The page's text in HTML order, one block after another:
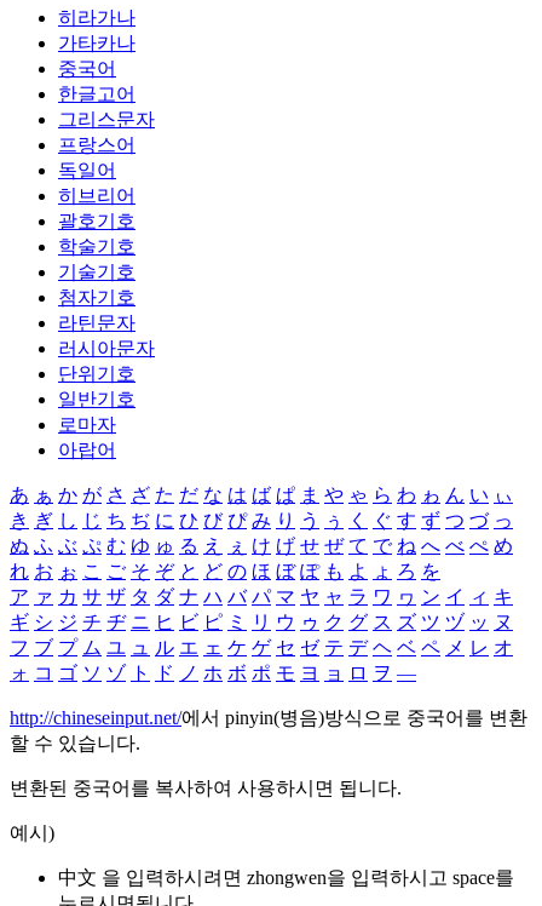
히라가나
가타카나
중국어
한글고어
그리스문자
프랑스어
독일어
히브리어
괄호기호
학술기호
기술기호
첨자기호
라틴문자
러시아문자
단위기호
일반기호
로마자
아랍어
あ ぁ か が さ ざ た だ な は ば ぱ ま や ゃ ら わ ゎ ん い ぃ
き ぎ し じ ち ぢ に ひ び ぴ み り う ぅ く ぐ す ず つ づ っ
ぬ ふ ぶ ぷ む ゆ ゅ る え ぇ け げ せ ぜ て で ね へ べ ぺ め
れ お ぉ こ ご そ ぞ と ど の ほ ぼ ぽ も よ ょ ろ を
ア ァ カ サ ザ タ ダ ナ ハ バ パ マ ヤ ャ ラ ワ ヮ ン イ ィ キ
ギ シ ジ チ ヂ ニ ヒ ビ ピ ミ リ ウ ゥ ク グ ス ズ ツ ヅ ッ ヌ
フ ブ プ ム ユ ュ ル エ ェ ケ ゲ セ ゼ テ デ ヘ ベ ペ メ レ オ
ォ コ ゴ ソ ゾ ト ド ノ ホ ボ ポ モ ヨ ョ ロ ヲ ―
http://chineseinput.net/에서 pinyin(병음)방식으로 중국어를 변환
할 수 있습니다.
변환된 중국어를 복사하여 사용하시면 됩니다.
예시)
中文 을 입력하시려면 zhongwen을 입력하시고 space를